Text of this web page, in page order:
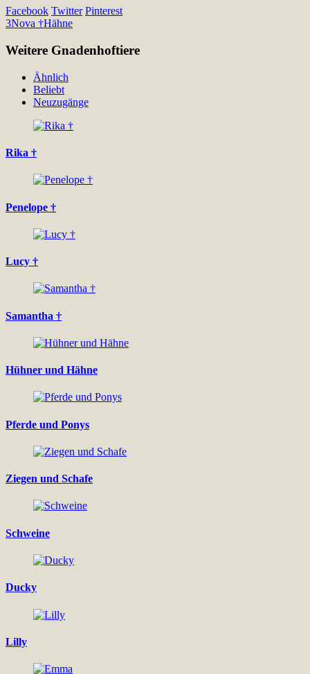
Facebook Twitter Pinterest
3Nova †Hähne
Weitere Gnadenhoftiere
Ähnlich
Beliebt
Neuzugänge
Rika †
Penelope †
Lucy †
Samantha †
Hühner und Hähne
Pferde und Ponys
Ziegen und Schafe
Schweine
Ducky
Lilly